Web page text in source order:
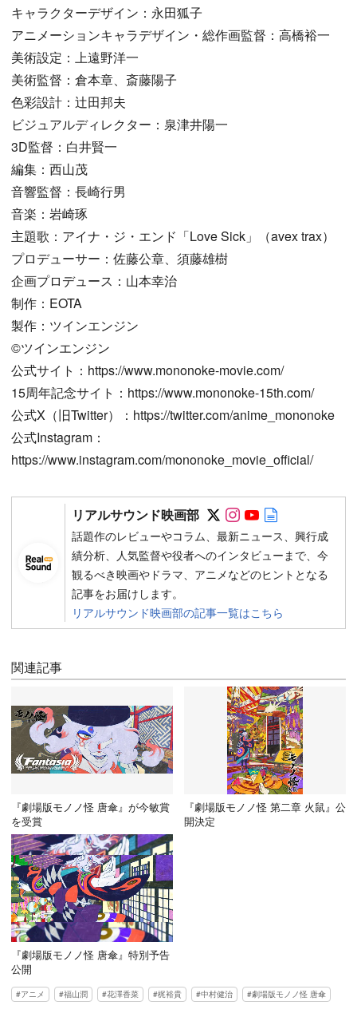
キャラクターデザイン：永田狐子
アニメーションキャラデザイン・総作画監督：高橋裕一
美術設定：上遠野洋一
美術監督：倉本章、斎藤陽子
色彩設計：辻󠄀田邦夫
ビジュアルディレクター：泉津井陽一
3D監督：白井賢一
編集：西山茂
音響監督：長崎行男
音楽：岩崎琢
主題歌：アイナ・ジ・エンド「Love Sick」（avex trax）
プロデューサー：佐藤公章、須藤雄樹
企画プロデュース：山本幸治
制作：EOTA
製作：ツインエンジン
©︎ツインエンジン
公式サイト：https://www.mononoke-movie.com/
15周年記念サイト：https://www.mononoke-15th.com/
公式X（旧Twitter）：https://twitter.com/anime_mononoke
公式Instagram：
https://www.instagram.com/mononoke_movie_official/
リアルサウンド映画部 Follow on SNS
Follow on SNS
Follow on
話題作のレビューやコラム、最新ニュース、興行成
績分析、人気監督や役者へのインタビューまで、今
観るべき映画やドラマ、アニメなどのヒントとなる
記事をお届けします。
リアルサウンド映画部の記事一覧はこちら
関連記事
『劇場版モノノ怪 唐傘』が今敏賞
を受賞
『劇場版モノノ怪 第二章 火鼠』公
開決定
『劇場版モノノ怪 唐傘』特別予告
公開
アニメ 福山潤 花澤香菜 梶裕貴 中村健治 劇場版モノノ怪 唐傘